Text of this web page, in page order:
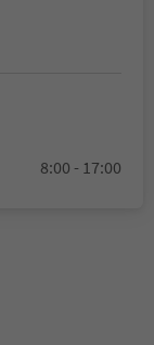
8:00 - 17:00